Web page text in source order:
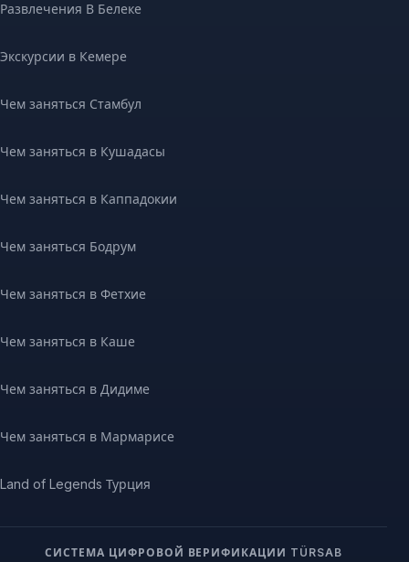
Развлечения В Белеке
Экскурсии в Кемере
Чем заняться Стамбул
Чем заняться в Кушадасы
Чем заняться в Каппадокии
Чем заняться Бодрум
Чем заняться в Фетхие
Чем заняться в Каше
Чем заняться в Дидиме
Чем заняться в Мармарисе
Land of Legends Турция
СИСТЕМА ЦИФРОВОЙ ВЕРИФИКАЦИИ TÜRSAB